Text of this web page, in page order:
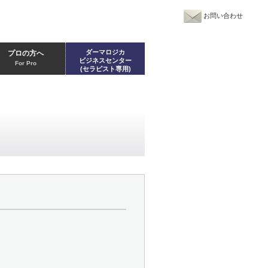
お問い合わせ
プロの方へ
For Pro
ダーマロジカ
ビジネスセンター
(セラピスト専用)